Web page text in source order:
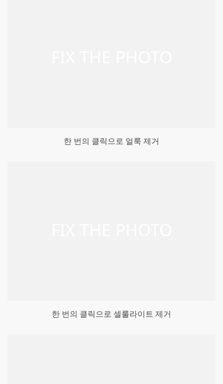
한 번의 클릭으로 얼룩 제거
한 번의 클릭으로 셀룰라이트 제거